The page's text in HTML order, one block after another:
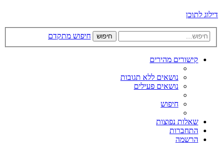
דילוג לתוכן
חיפוש חיפוש מתקדם
קישורים מהירים
נושאים ללא תגובות
נושאים פעילים
חיפוש
שאלות נפוצות
התחברות
הרשמה